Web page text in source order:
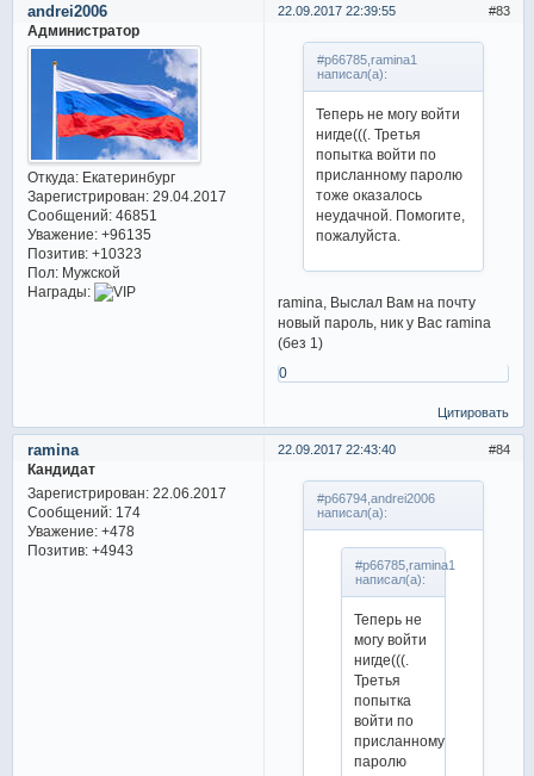
83
22.09.2017 22:39:55
andrei2006
Администратор
Откуда:Екатеринбург
Зарегистрирован: 29.04.2017
Сообщений:46851
Уважение: +96135
Позитив: +10323
Пол:Мужской
Награды:
#p66785,ramina1
написал(а):
Теперь не могу войти
нигде(((. Третья
попытка войти по
присланному паролю
тоже оказалось
неудачной. Помогите,
пожалуйста.
ramina, Выслал Вам на почту
новый пароль, ник у Вас ramina
(без 1)
0
Цитировать
84
22.09.2017 22:43:40
ramina
Кандидат
Зарегистрирован: 22.06.2017
Сообщений:174
Уважение: +478
Позитив: +4943
#p66794,andrei2006
написал(а):
#p66785,ramina1
написал(а):
Теперь не
могу войти
нигде(((.
Третья
попытка
войти по
присланному
паролю